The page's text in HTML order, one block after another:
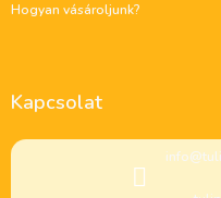
Hogyan vásároljunk?
Kapcsolat
info@